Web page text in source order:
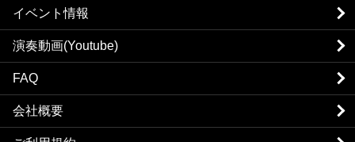
イベント情報
演奏動画(Youtube)
FAQ
会社概要